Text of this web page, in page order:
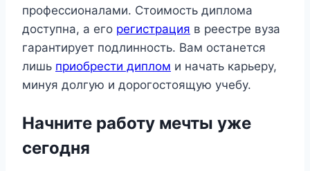
профессионалами. Стоимость диплома
доступна, а его регистрация в реестре вуза
гарантирует подлинность. Вам останется
лишь приобрести диплом и начать карьеру,
минуя долгую и дорогостоящую учебу.
Начните работу мечты уже
сегодня